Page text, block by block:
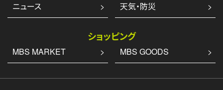
ニュース 天気・防災
ショッピング
MBS MARKET MBS GOODS